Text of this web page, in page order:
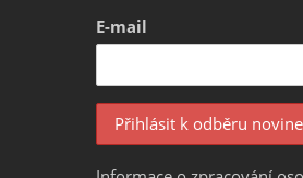
E-mail